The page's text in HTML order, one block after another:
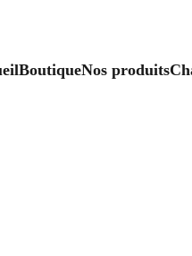
BoutiqueNos produits